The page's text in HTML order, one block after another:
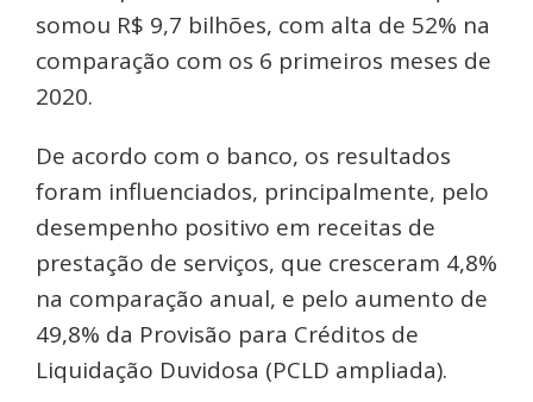
somou R$ 9,7 bilhões, com alta de 52% na
comparação com os 6 primeiros meses de
2020.
De acordo com o banco, os resultados
foram influenciados, principalmente, pelo
desempenho positivo em receitas de
prestação de serviços, que cresceram 4,8%
na comparação anual, e pelo aumento de
49,8% da Provisão para Créditos de
Liquidação Duvidosa (PCLD ampliada).